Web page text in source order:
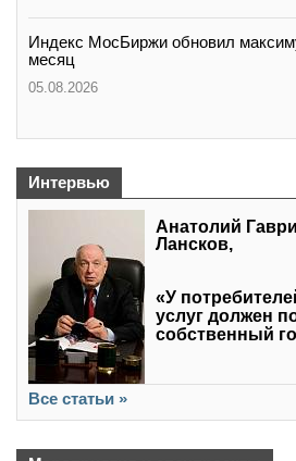
Индекс МосБиржи обновил
месяц
05.08.2026
Интервью
Анатолий
Лансков,
«У
услуг должен
собственный
Все статьи »